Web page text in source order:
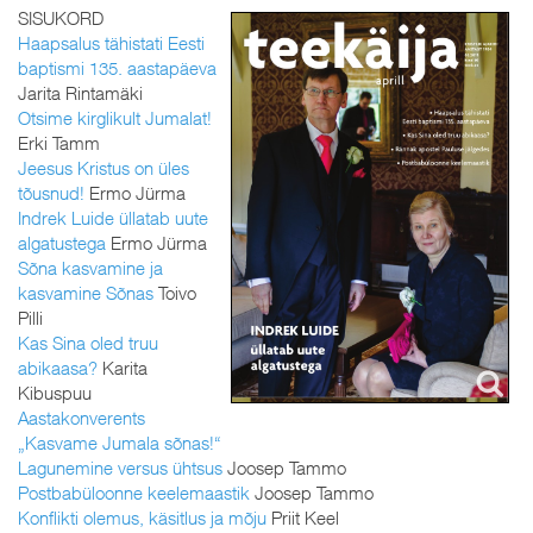
SISUKORD
Haapsalus tähistati Eesti
baptismi 135. aastapäeva
Jarita Rintamäki
Otsime kirglikult Jumalat!
Erki Tamm
Jeesus Kristus on üles
tõusnud! Ermo Jürma
Indrek Luide üllatab uute
algatustega Ermo Jürma
Sõna kasvamine ja
kasvamine Sõnas Toivo
Pilli
Kas Sina oled truu
abikaasa? Karita
Kibuspuu
Aastakonverents
„Kasvame Jumala sõnas!“
Lagunemine versus ühtsus Joosep Tammo
Postbabüloonne keelemaastik Joosep Tammo
Konflikti olemus, käsitlus ja mõju Priit Keel